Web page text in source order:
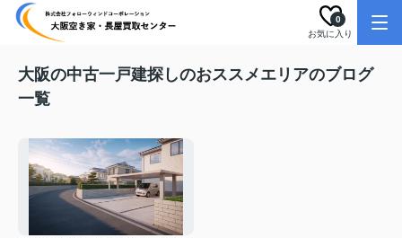
お気に入り
0
大阪の中古一戸建探しのおススメエリアのブログ
一覧